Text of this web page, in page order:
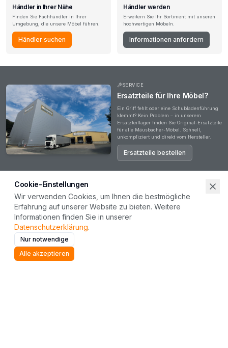
Händler in Ihrer Nähe
Finden Sie Fachhändler in Ihrer
Umgebung, die unsere Möbel führen.
Händler suchen
Händler werden
Erweitern Sie Ihr Sortiment mit unseren
hochwertigen Möbeln.
Informationen anfordern
SERVICE
Ersatzteile für Ihre Möbel?
Ein Griff fehlt oder eine Schubladenführung
klemmt? Kein Problem – in unserem
Ersatzteillager finden Sie Original-Ersatzteile
für alle Mäusbacher-Möbel. Schnell,
unkompliziert und direkt vom Hersteller.
Ersatzteile bestellen
Haben Sie Fragen?
Ob zu unseren Produkten, Ihrer Bestellung oder einer Zusammenarbeit – unser Team steht
Ihnen gerne zur Verfügung. Wir freuen uns auf Ihre Nachricht.
Cookie-Einstellungen
Wir verwenden Cookies, um Ihnen die bestmögliche
Erfahrung auf unserer Website zu bieten. Weitere
Informationen finden Sie in unserer
Datenschutzerklärung.
Nur notwendige
Alle akzeptieren